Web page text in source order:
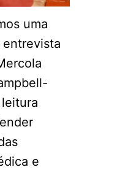
uma
e